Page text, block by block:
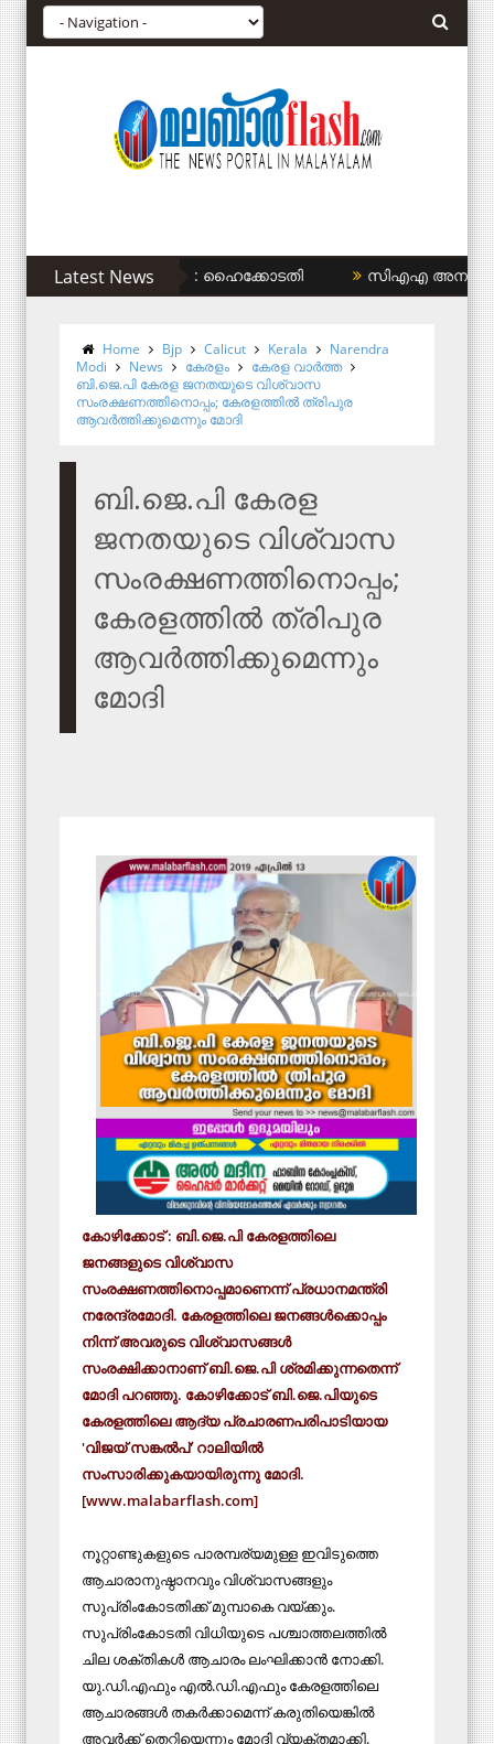
Latest News
കുറയ്ക്കണം: ഹൈക്കോടതി സിഎഎ
Home Bjp Calicut Kerala
Narendra
Modi
News കേരളം
കേരള വാര്‍ത്ത
ബി.ജെ.പി കേരള ജനതയുടെ വിശ്വാസ
സംരക്ഷണത്തിനൊപ്പം; കേരളത്തില്‍ ത്രിപുര
ആവര്‍ത്തിക്കുമെന്നും മോദി
ബി.ജെ.പി കേരള
ജനതയുടെ വിശ്വാസ
സംരക്ഷണത്തിനൊപ്പം;
കേരളത്തില്‍ ത്രിപുര
ആവര്‍ത്തിക്കുമെന്നും
മോദി
കോഴിക്കോട് : ബി.ജെ.പി കേരളത്തിലെ
ജനങ്ങളുടെ വിശ്വാസ
സംരക്ഷണത്തിനൊപ്പമാണെന്ന് പ്രധാനമന്ത്രി
നരേന്ദ്രമോദി. കേരളത്തിലെ ജനങ്ങൾക്കൊപ്പം
നിന്ന് അവരുടെ വിശ്വാസങ്ങൾ
സംരക്ഷിക്കാനാണ് ബി.ജെ.പി ശ്രമിക്കുന്നതെന്ന്
മോദി പറഞ്ഞു. കോഴിക്കോട് ബി.ജെ.പിയുടെ
കേരളത്തിലെ ആദ്യ പ്രചാരണപരിപാടിയായ
'വിജയ് സങ്കൽപ്' റാലിയിൽ
സംസാരിക്കുകയായിരുന്നു മോദി.
[www.malabarflash.com]
നൂറ്റാണ്ടുകളുടെ പാരമ്പര്യമുള്ള ഇവിടുത്തെ
ആചാരാനുഷ്ഠാനവും വിശ്വാസങ്ങളും
സുപ്രിംകോടതിക്ക് മുമ്പാകെ വയ്ക്കും.
സുപ്രിംകോടതി വിധിയുടെ പശ്ചാത്തലത്തിൽ
ചില ശക്തികൾ ആചാരം ലംഘിക്കാൻ നോക്കി.
യു.ഡി.എഫും എൽ.ഡി.എഫും കേരളത്തിലെ
ആചാരങ്ങൾ തകർക്കാമെന്ന് കരുതിയെങ്കിൽ
അവർക്ക് തെറ്റിയെന്നും മോദി വ്യക്തമാക്കി.